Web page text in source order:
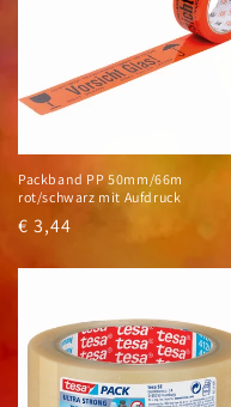
Packband PP 50mm/66m
rot/schwarz mit Aufdruck
Normaler
€ 3,44